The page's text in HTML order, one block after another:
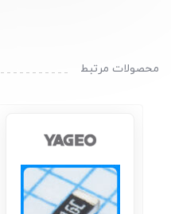
محصولات مرتبط